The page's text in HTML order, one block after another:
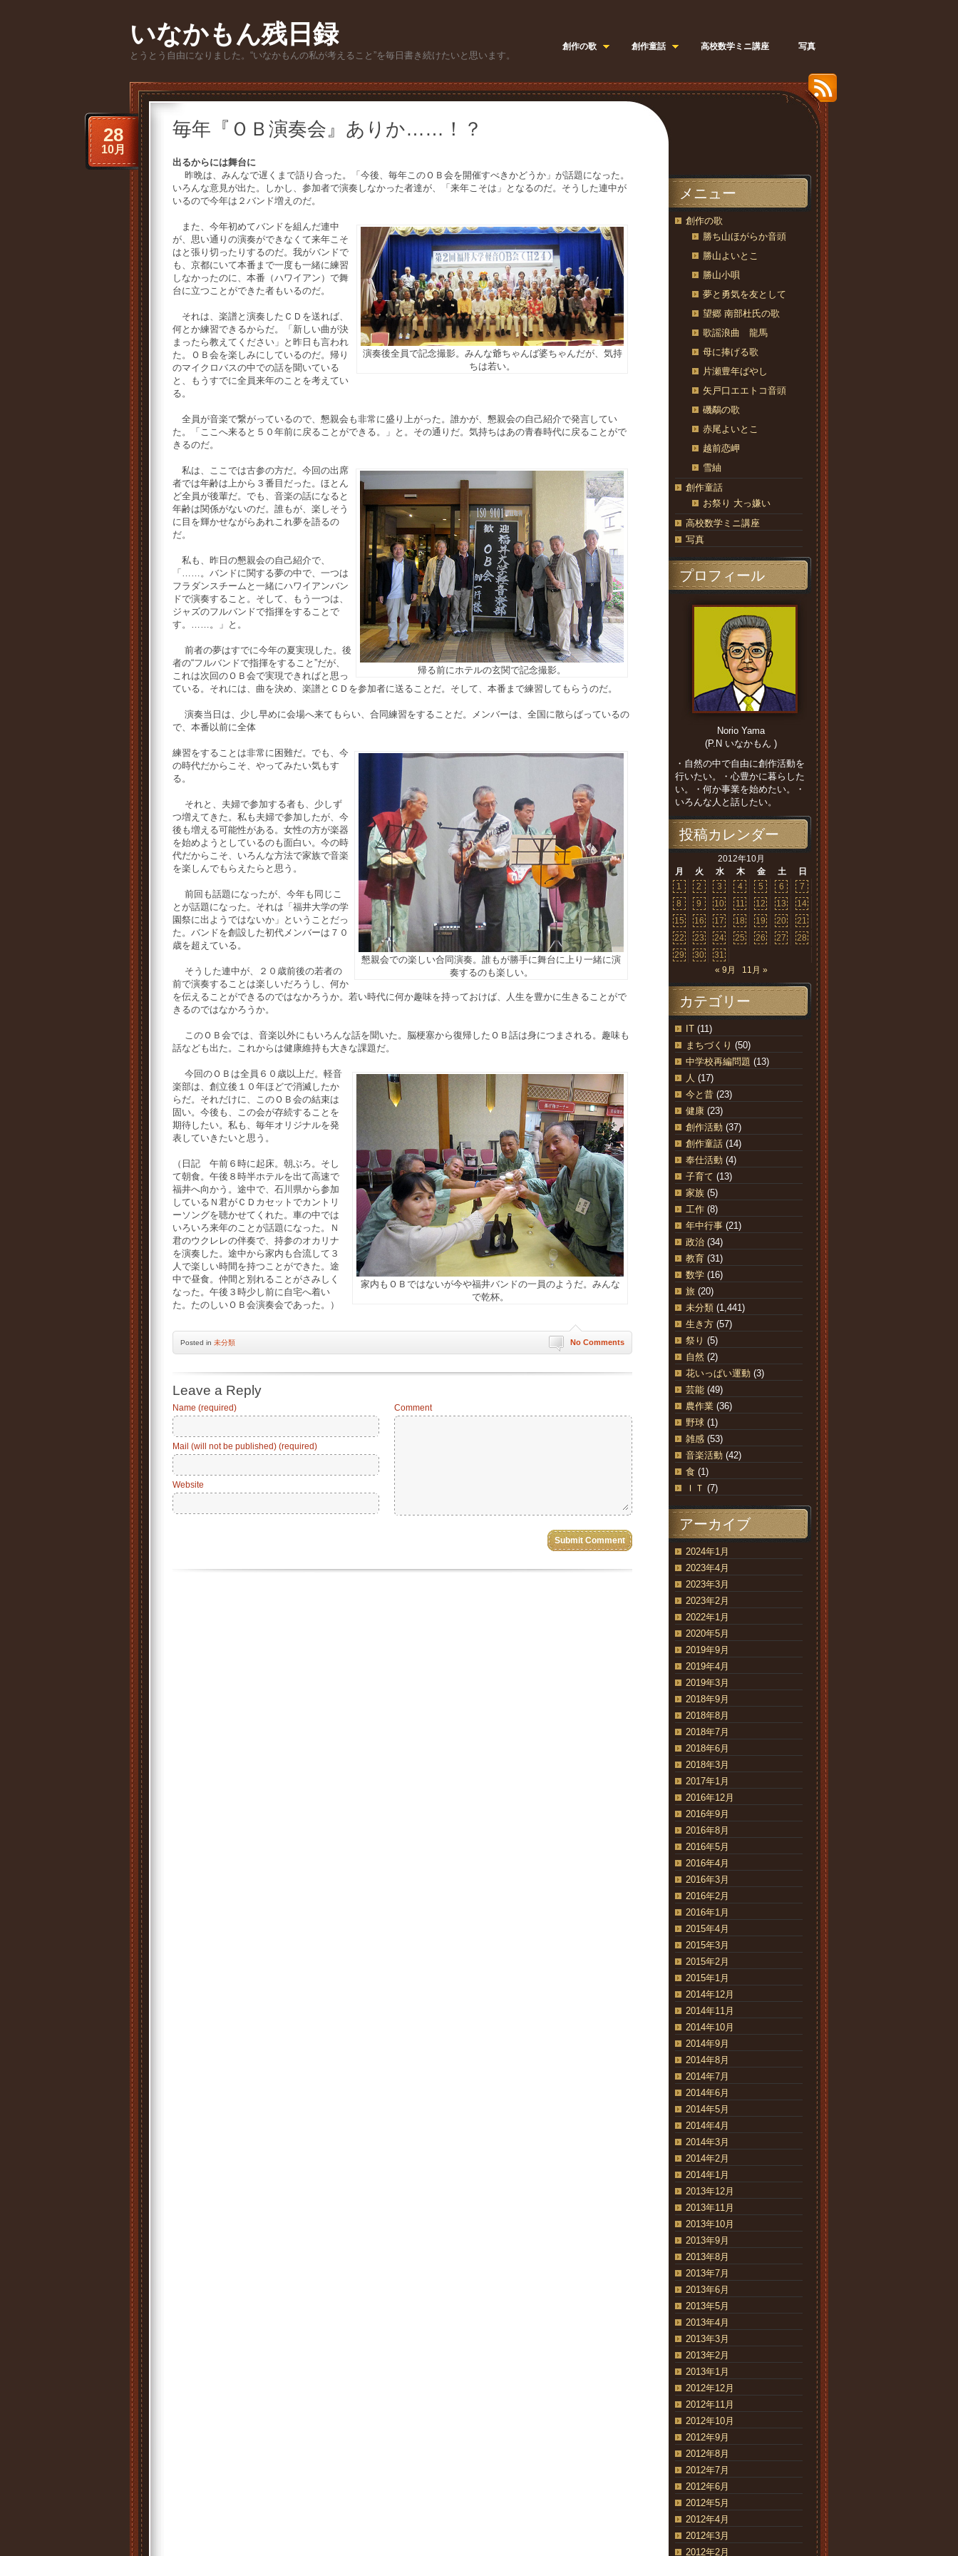
いなかもん残日録
とうとう自由になりました。“いなかもんの私が考えること”を毎日書き続けたいと思います。
創作の歌 創作童話 高校数学ミニ講座 写真
毎年『ＯＢ演奏会』ありか……！？
28
10月
出るからには舞台に
昨晩は、みんなで遅くまで語り合った。「今後、毎年このＯＢ会を開催すべきかどうか」が話題になった。
いろんな意見が出た。しかし、参加者で演奏しなかった者達が、「来年こそは」となるのだ。そうした連中が
いるので今年は２バンド増えのだ。
演奏後全員で記念撮影。みんな爺ちゃんば婆ちゃんだが、気持
ちは若い。
また、今年初めてバンドを組んだ連中
が、思い通りの演奏ができなくて来年こそ
はと張り切ったりするのだ。我がバンドで
も、京都にいて本番まで一度も一緒に練習
しなかったのに、本番（ハワイアン）で舞
台に立つことができた者もいるのだ。
それは、楽譜と演奏したＣＤを送れば、
何とか練習できるからだ。「新しい曲が決
まったら教えてください」と昨日も言われ
た。ＯＢ会を楽しみにしているのだ。帰り
のマイクロバスの中での話を聞いている
と、もうすでに全員来年のことを考えてい
る。
全員が音楽で繋がっているので、懇親会も非常に盛り上がった。誰かが、懇親会の自己紹介で発言してい
た。「ここへ来ると５０年前に戻ることができる。」と。その通りだ。気持ちはあの青春時代に戻ることがで
きるのだ。
帰る前にホテルの玄関で記念撮影。
私は、ここでは古参の方だ。今回の出席
者では年齢は上から３番目だった。ほとん
ど全員が後輩だ。でも、音楽の話になると
年齢は関係がないのだ。誰もが、楽しそう
に目を輝かせながらあれこれ夢を語るの
だ。
私も、昨日の懇親会の自己紹介で、
「……。バンドに関する夢の中で、一つは
フラダンスチームと一緒にハワイアンバン
ドで演奏すること。そして、もう一つは、
ジャズのフルバンドで指揮をすることで
す。……。」と。
前者の夢はすでに今年の夏実現した。後
者の“フルバンドで指揮をすること”だが、
これは次回のＯＢ会で実現できればと思っ
ている。それには、曲を決め、楽譜とＣＤを参加者に送ることだ。そして、本番まで練習してもらうのだ。
演奏当日は、少し早めに会場へ来てもらい、合同練習をすることだ。メンバーは、全国に散らばっているの
で、本番以前に全体
懇親会での楽しい合同演奏。誰もが勝手に舞台に上り一緒に演
奏するのも楽しい。
練習をすることは非常に困難だ。でも、今
の時代だからこそ、やってみたい気もす
る。
それと、夫婦で参加する者も、少しず
つ増えてきた。私も夫婦で参加したが、今
後も増える可能性がある。女性の方が楽器
を始めようとしているのも面白い。今の時
代だからこそ、いろんな方法で家族で音楽
を楽しんでもらえたらと思う。
前回も話題になったが、今年も同じこ
とが話題になった。それは「福井大学の学
園祭に出ようではないか」ということだっ
た。バンドを創設した初代メンバーは７０
歳を超えている。
そうした連中が、２０歳前後の若者の
前で演奏することは楽しいだろうし、何か
を伝えることができるのではなかろうか。若い時代に何か趣味を持っておけば、人生を豊かに生きることがで
きるのではなかろうか。
このＯＢ会では、音楽以外にもいろんな話を聞いた。脳梗塞から復帰したＯＢ話は身につまされる。趣味も
話なども出た。これからは健康維持も大きな課題だ。
家内もＯＢではないが今や福井バンドの一員のようだ。みんな
で乾杯。
今回のＯＢは全員６０歳以上だ。軽音
楽部は、創立後１０年ほどで消滅したか
らだ。それだけに、このＯＢ会の結束は
固い。今後も、この会が存続することを
期待したい。私も、毎年オリジナルを発
表していきたいと思う。
（日記 午前６時に起床。朝ぶろ。そし
て朝食。午後８時半ホテルを出て高速で
福井へ向かう。途中で、石川県から参加
しているＮ君がＣＤカセットでカントリ
ーソングを聴かせてくれた。車の中では
いろいろ来年のことが話題になった。Ｎ
君のウクレレの伴奏で、持参のオカリナ
を演奏した。途中から家内も合流して３
人で楽しい時間を持つことができた。途
中で昼食。仲間と別れることがさみしく
なった。午後３時少し前に自宅へ着い
た。たのしいＯＢ会演奏会であった。）
No Comments
Posted in 未分類
Leave a Reply
Name (required)
Mail (will not be published) (required)
Website
Comment
メニュー
創作の歌
勝ち山ほがらか音頭
勝山よいとこ
勝山小唄
夢と勇気を友として
望郷 南部杜氏の歌
歌謡浪曲 龍馬
母に捧げる歌
片瀬豊年ばやし
矢戸口エエトコ音頭
磯鷸の歌
赤尾よいとこ
越前恋岬
雪紬
創作童話
お祭り 大っ嫌い
高校数学ミニ講座
写真
プロフィール
Norio Yama
(P.N いなかもん )
・自然の中で自由に創作活動を
行いたい。・心豊かに暮らした
い。・何か事業を始めたい。・
いろんな人と話したい。
投稿カレンダー
2012年10月
月
火 水 木 金 土
日
1
2 3 4 5 6
7
8
9 10 11 12 13
14
15
16 17 18 19 20
21
22
23 24 25 26 27
28
29
30
31
« 9月
11月 »
カテゴリー
IT (11)
まちづくり (50)
中学校再編問題 (13)
人 (17)
今と昔 (23)
健康 (23)
創作活動 (37)
創作童話 (14)
奉仕活動 (4)
子育て (13)
家族 (5)
工作 (8)
年中行事 (21)
政治 (34)
教育 (31)
数学 (16)
旅 (20)
未分類 (1,441)
生き方 (57)
祭り (5)
自然 (2)
花いっぱい運動 (3)
芸能 (49)
農作業 (36)
野球 (1)
雑感 (53)
音楽活動 (42)
食 (1)
ＩＴ (7)
アーカイブ
2024年1月
2023年4月
2023年3月
2023年2月
2022年1月
2020年5月
2019年9月
2019年4月
2019年3月
2018年9月
2018年8月
2018年7月
2018年6月
2018年3月
2017年1月
2016年12月
2016年9月
2016年8月
2016年5月
2016年4月
2016年3月
2016年2月
2016年1月
2015年4月
2015年3月
2015年2月
2015年1月
2014年12月
2014年11月
2014年10月
2014年9月
2014年8月
2014年7月
2014年6月
2014年5月
2014年4月
2014年3月
2014年2月
2014年1月
2013年12月
2013年11月
2013年10月
2013年9月
2013年8月
2013年7月
2013年6月
2013年5月
2013年4月
2013年3月
2013年2月
2013年1月
2012年12月
2012年11月
2012年10月
2012年9月
2012年8月
2012年7月
2012年6月
2012年5月
2012年4月
2012年3月
2012年2月